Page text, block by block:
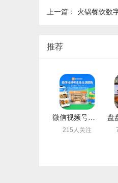
上一篇： 火锅餐饮数
推荐
215人关注